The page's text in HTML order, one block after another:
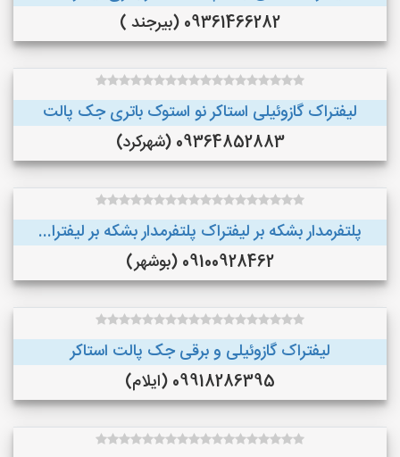
09361466282 (بیرجند )
لیفتراک گازوئیلی استاکر نو استوک باتری جک پالت
09364852883 (شهرکرد)
پلتفرمدار بشکه بر لیفتراک پلتفرمدار بشکه بر لیفترا...
09100928462 (بوشهر)
لیفتراک گازوئیلی و برقی جک پالت استاکر
09918286395 (ایلام)